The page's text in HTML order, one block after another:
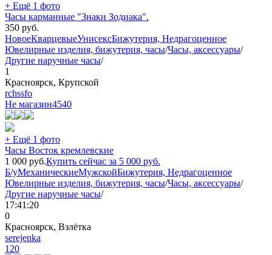
+ Ещё 1 фото
Часы карманные "Знаки Зодиака".
350 руб.
НовоеКварцевыеУнисексБижутерия, Недрагоценное
Ювелирные изделия, бижутерия, часы/Часы, аксессуары/
Другие наручные часы/
1
Красноярск, Крупской
rchssfo
Не магазин4540
+ Ещё 1 фото
Часы Восток кремлевские
1 000 руб.Купить сейчас за 5 000 руб.
Б/уМеханическиеМужскойБижутерия, Недрагоценное
Ювелирные изделия, бижутерия, часы/Часы, аксессуары/
Другие наручные часы/
17:41:20
0
Красноярск, Взлётка
serejenka
120